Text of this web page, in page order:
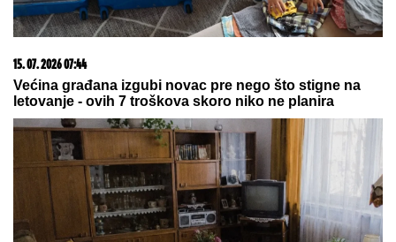
Ovako je izgledala SVADBA Saše Popovića i Suzane
Jovanović: PUSTILI JOJ SNIMAK nakon njegove
smrti, SAMO ŠTO NE KRENU SUZE, a ovakav
poklon za mladence se danas retko viđa!